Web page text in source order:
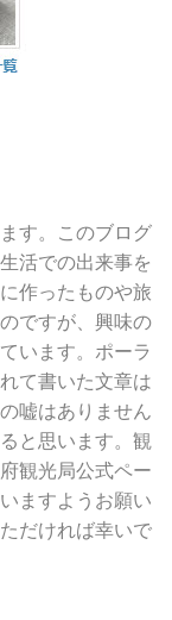
す。このブログ
活での出来事を
作ったものや旅
ですが、興味の
います。ポーラ
て書いた文章は
嘘はありません
と思います。観
観光局公式ペー
ますようお願い
だければ幸いで